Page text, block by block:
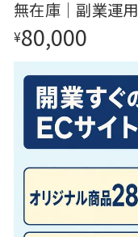
無在庫｜副業運用
¥80,000